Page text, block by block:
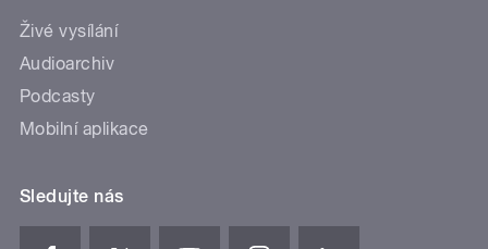
Živé vysílání
Audioarchiv
Podcasty
Mobilní aplikace
Sledujte nás